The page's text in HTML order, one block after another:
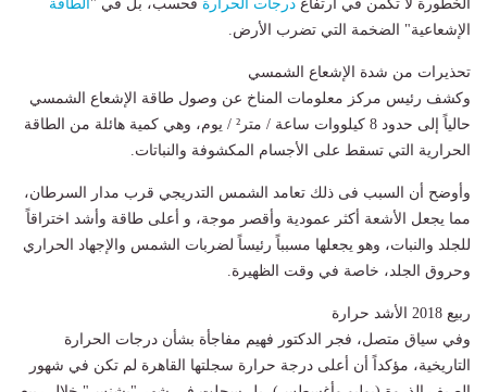
الخطورة لا تكمن في ارتفاع درجات الحرارة فحسب، بل في " الطاقة
الإشعاعية" الضخمة التي تضرب الأرض.
تحذيرات من شدة الإشعاع الشمسي
وكشف رئيس مركز معلومات المناخ عن وصول طاقة الإشعاع الشمسي
حالياً إلى حدود 8 كيلووات ساعة / متر² / يوم، وهي كمية هائلة من الطاقة
الحرارية التي تسقط على الأجسام المكشوفة والنباتات.
وأوضح أن السبب فى ذلك تعامد الشمس التدريجي قرب مدار السرطان،
مما يجعل الأشعة أكثر عمودية وأقصر موجة، و أعلى طاقة وأشد اختراقاً
للجلد والنبات، وهو يجعلها مسبباً رئيساً لضربات الشمس والإجهاد الحراري
وحروق الجلد، خاصة في وقت الظهيرة.
ربيع 2018 الأشد حرارة
وفي سياق متصل، فجر الدكتور فهيم مفاجأة بشأن درجات الحرارة
التاريخية، مؤكداً أن أعلى درجة حرارة سجلتها القاهرة لم تكن في شهور